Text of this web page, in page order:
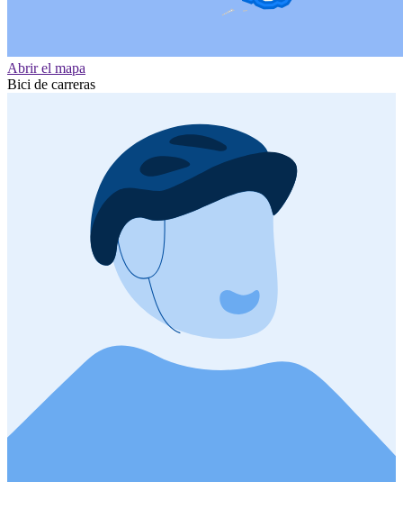
Abrir el mapa
Bici de carreras